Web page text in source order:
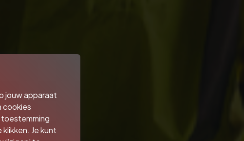
jouw apparaat
cookies
toestemming
Je kunt